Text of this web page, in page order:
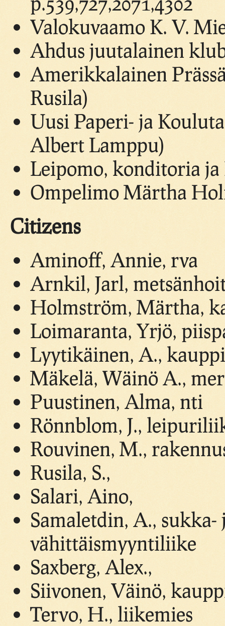
Valokuvaamo K. V.
Ahdus juutalainen
Amerikkalainen
Rusila)
Uusi Paperi- ja
Albert Lamppu)
Leipomo, konditoria ja
Ompelimo Märtha
Citizens
Aminoff, Annie, rva
Arnkil, Jarl,
Holmström, Märtha,
Loimaranta, Yrjö,
Lyytikäinen, A.,
Mäkelä, Wäinö A.,
Puustinen, Alma, nti
Rönnblom, J.,
Rouvinen, M.,
Rusila, S.,
Salari, Aino,
Samaletdin, A.,
vähittäismyyntiliike
Saxberg, Alex.,
Siivonen, Väinö,
Tervo, H., liikemies